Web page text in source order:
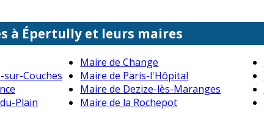
à Épertully et leurs maires
Maire de Change
sur-Couches
Maire de Paris-l'Hôpital
Maire de Dezize-lès-Maranges
Plain
Maire de la Rochepot